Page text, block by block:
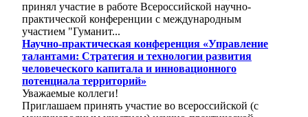
принял участие в работе Всероссийской научно-
практической конференции с международным
участием "Гуманит...
Научно-практическая конференция «Управление
талантами: Стратегия и технологии развития
человеческого капитала и инновационного
потенциала территорий»
Уважаемые коллеги!
Приглашаем принять участие во всероссийской (с